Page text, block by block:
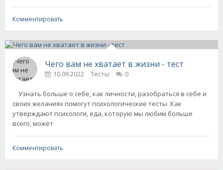
Комментировать
Чего вам не хватает в жизни - тест
10.09.2022 Тесты 0
Узнать больше о себе, как личности, разобраться в себе и
своих желаниях помогут психологические тесты. Как
утверждают психологи, еда, которую мы любим больше
всего, может
Комментировать